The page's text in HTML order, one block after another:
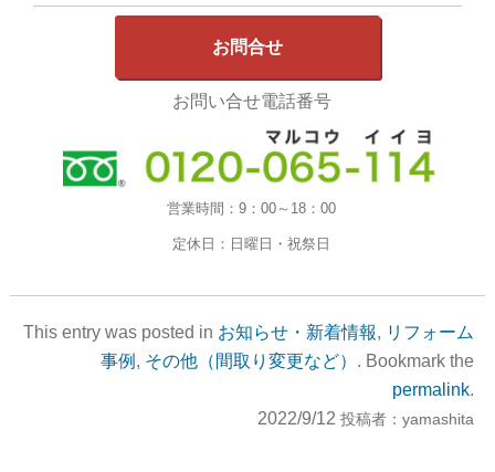
お問合せ
お問い合せ電話番号
営業時間：9：00～18：00
定休日： 日曜日・祝祭日
This entry was posted in お知らせ・新着情報, リフォーム
事例 , その他（間取り変更など） . Bookmark the
permalink.
2022/9/12 投稿者：yamashita